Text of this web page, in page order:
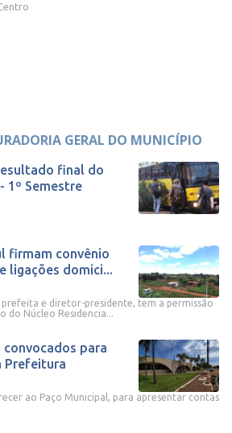
GERAL DO MUNICÍPIO
final do
1º Semestre
firmam convênio
ligações domici...
e diretor-presidente, tem a permissão
do Núcleo Residencia...
convocados para
Prefeitura
ao Paço Municipal, para apresentar contas